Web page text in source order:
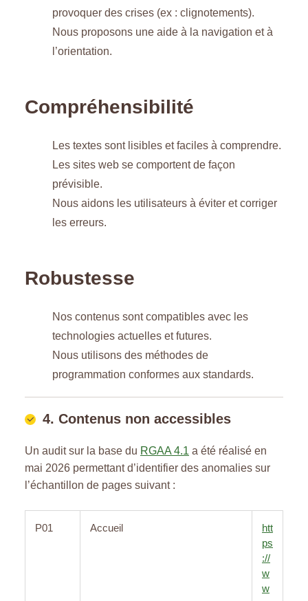
provoquer des crises (ex : clignotements).
Nous proposons une aide à la navigation et à
l’orientation.
Compréhensibilité
Les textes sont lisibles et faciles à comprendre.
Les sites web se comportent de façon
prévisible.
Nous aidons les utilisateurs à éviter et corriger
les erreurs.
Robustesse
Nos contenus sont compatibles avec les
technologies actuelles et futures.
Nous utilisons des méthodes de
programmation conformes aux standards.
4. Contenus non accessibles
Un audit sur la base du RGAA 4.1 a été réalisé en
mai 2026 permettant d’identifier des anomalies sur
l’échantillon de pages suivant :
P01 Accueil
htt
ps
://
w
w